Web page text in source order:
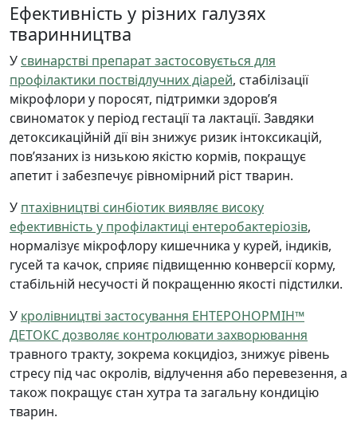
Ефективність у різних галузях
тваринництва
У свинарстві препарат застосовується для
профілактики поствідлучних діарей, стабілізації
мікрофлори у поросят, підтримки здоров’я
свиноматок у період гестації та лактації. Завдяки
детоксикаційній дії він знижує ризик інтоксикацій,
пов’язаних із низькою якістю кормів, покращує
апетит і забезпечує рівномірний ріст тварин.
У птахівництві синбіотик виявляє високу
ефективність у профілактиці ентеробактеріозів,
нормалізує мікрофлору кишечника у курей, індиків,
гусей та качок, сприяє підвищенню конверсії корму,
стабільній несучості й покращенню якості підстилки.
У кролівництві застосування ЕНТЕРОНОРМІН™
ДЕТОКС дозволяє контролювати захворювання
травного тракту, зокрема кокцидіоз, знижує рівень
стресу під час окролів, відлучення або перевезення, а
також покращує стан хутра та загальну кондицію
тварин.